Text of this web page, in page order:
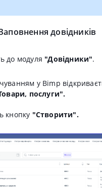
довідників
до модуля "Довідники".
у Bimp
послуги".
кнопку "Створити".